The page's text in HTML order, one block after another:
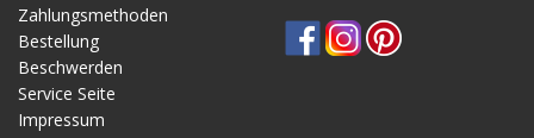
Zahlungsmethoden
Bestellung
Beschwerden
Service Seite
Impressum